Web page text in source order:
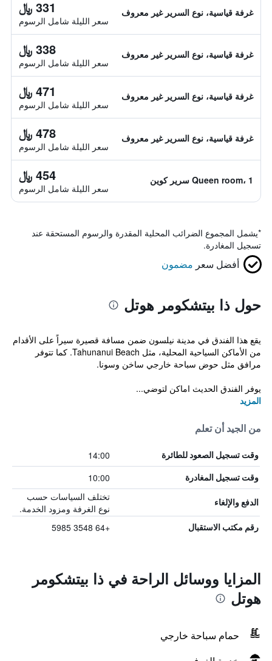
غرفة قياسية، نوع السرير غير معروف 331 ﷼
سعر الليلة شامل الرسوم
غرفة قياسية، نوع السرير غير معروف 338 ﷼
سعر الليلة شامل الرسوم
غرفة قياسية، نوع السرير غير معروف 471 ﷼
سعر الليلة شامل الرسوم
غرفة قياسية، نوع السرير غير معروف 478 ﷼
سعر الليلة شامل الرسوم
Queen room، 1 سرير كوين 454 ﷼
سعر الليلة شامل الرسوم
*يشمل المجموع الضرائب المحلية المقدرة والرسوم المستحقة عند
تسجيل المغادرة.
أفضل سعر مضمون
حول ذا بيتشكومر هوتل
يقع هذا الفندق في مدينة نيلسون ضمن مسافة قصيرة سيراً على الأقدام
من الأماكن السياحية المحلية، مثل Tahunanui Beach. كما تتوفر
مرافق مثل حوض سباحة خارجي ساخن وسونا.
يوفر الفندق الحديث اماكن لتوضي...
المزيد
من الجيد أن تعلم
وقت تسجيل الصعود للطائرة 14:00
وقت تسجيل المغادرة 10:00
الدفع والإلغاء
تختلف السياسات حسب
نوع الغرفة ومزود الخدمة.
رقم مكتب الاستقبال +64 3548 5985
المزايا ووسائل الراحة في ذا بيتشكومر
هوتل
حمام سباحة خارجي